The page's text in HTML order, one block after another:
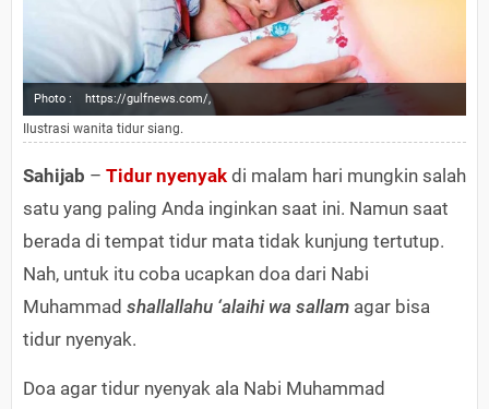
Photo : https://gulfnews.com/,
Ilustrasi wanita tidur siang.
Sahijab – Tidur nyenyak di malam hari mungkin salah
satu yang paling Anda inginkan saat ini. Namun saat
berada di tempat tidur mata tidak kunjung tertutup.
Nah, untuk itu coba ucapkan doa dari Nabi
Muhammad shallallahu ‘alaihi wa sallam agar bisa
tidur nyenyak.
Doa agar tidur nyenyak ala Nabi Muhammad